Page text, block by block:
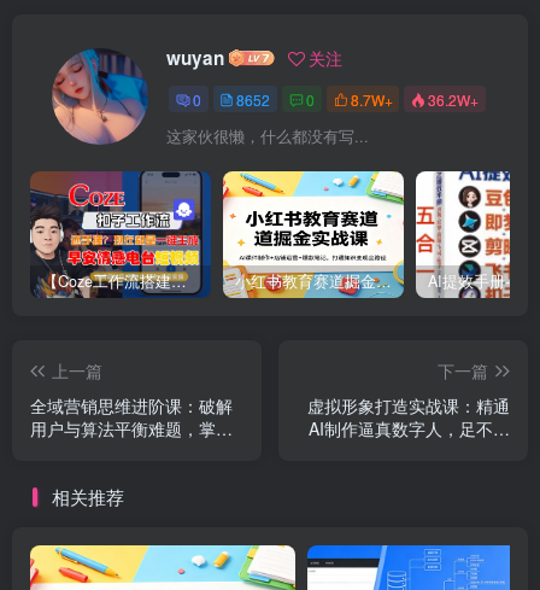
wuyan 关注
0 8652 0 8.7W+ 36.2W+
这家伙很懒，什么都没有写...
【Coze工作流搭建实操教程】【coze】早安情感电台日签视频还在手动做？用扣子工作流自动生成，省时90% 小红书教育赛道掘金实战课：AI课件制作+店铺运营+爆款笔记，打通知识变现全路径
上一篇
全域营销思维进阶课：破解
用户与算法平衡难题，掌握
下一篇
虚拟形象打造实战课：精通
AI制作逼真数字人，足不出
相关推荐